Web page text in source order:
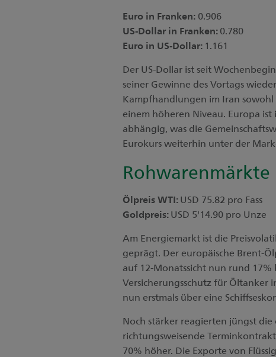
Euro in Franken: 0.906
US-Dollar in Franken:0.780
Euro in US-Dollar: 1.161
Der US-Dollar ist seit
seiner Gewinne des Vortags
Kampfhandlungen im Iran
einem höheren Niveau. Europa
abhängig, was die
Eurokurs weiterhin unter der
Rohwarenmärkte
Ölpreis WTI:USD 75.82 pro Fass
Goldpreis:USD 5'14.90 pro Unze
Am Energiemarkt ist die
geprägt. Der europäische Brent-
auf 12-Monatssicht nun rund 17%
Versicherungsschutz für Öltanker
nun erstmals über eine
Noch stärker reagierten jüngst die
richtungsweisende
70% höher. Die Exporte von